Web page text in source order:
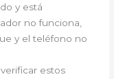
y está
no funciona,
y el teléfono no
estos